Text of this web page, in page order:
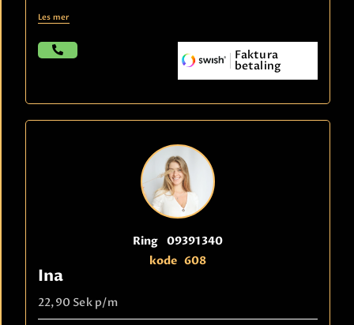
Ring 09391340
kode 608
Ina
22,90 Sek p/m
Les mer
Faktura
betaling